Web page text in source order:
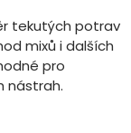
tekutých potrav
mixů i dalších
pro
nástrah.